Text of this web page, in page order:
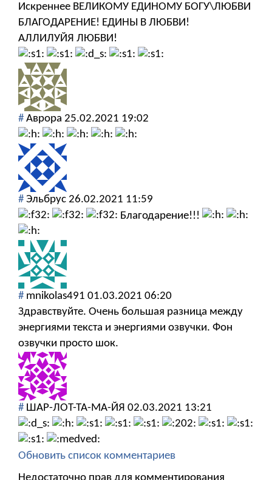
Искреннее ВЕЛИКОМУ ЕДИНОМУ БОГУ\ЛЮБВИ
БЛАГОДАРЕНИЕ! ЕДИНЫ В ЛЮБВИ!
АЛЛИЛУЙЯ ЛЮБВИ!
# Аврора 25.02.2021 19:02
# Эльбрус 26.02.2021 11:59
Благодарение!!!
# mnikolas491 01.03.2021 06:20
Здравствуйте. Очень большая разница между
энергиями текста и энергиями озвучки. Фон
озвучки просто шок.
# ШАР-ЛОТ-ТА-МА-ЙЯ 02.03.2021 13:21
Обновить список комментариев